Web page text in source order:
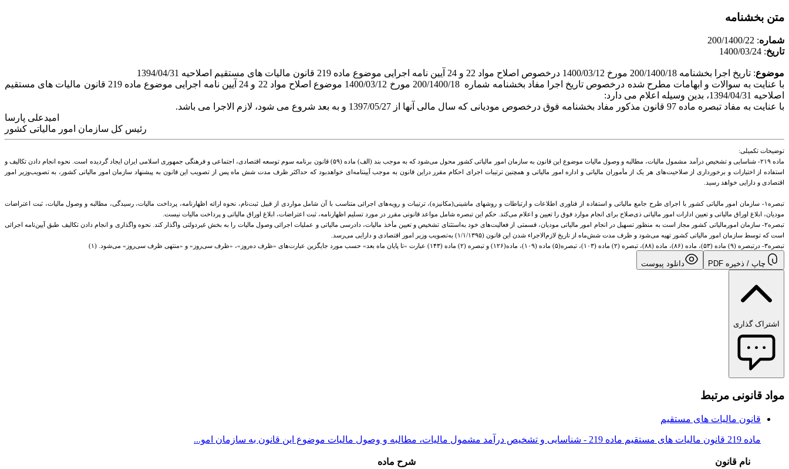
متن بخشنامه
شماره: 200/1400/22
تاریخ: 1400/03/24
موضوع: تاریخ اجرا بخشنامه 200/1400/18 مورخ 1400/03/12 درخصوص اصلاح مواد 22 و 24 آیین نامه اجرایی موضوع ماده 219 قانون مالیات های مستقیم اصلاحیه 1394/04/31
با عنایت به سوالات و ابهامات مطرح شده درخصوص تاریخ اجرا مفاد بخشنامه شماره 200/1400/18 مورخ 1400/03/12 موضوع اصلاح مواد 22 و 24 آیین نامه اجرایی موضوع ماده 219 قانون مالیات های مستقیم
اصلاحیه 1394/04/31، بدین وسیله اعلام می دارد:
با عنایت به مفاد تبصره ماده 97 قانون مذکور مفاد بخشنامه فوق درخصوص مودیانی که سال مالی آنها از 1397/05/27 و به بعد شروع می شود، لازم الاجرا می باشد.
امیدعلی پارسا
رئیس کل سازمان امور مالیاتی کشور
توضیحات تکمیلی:
ماده ۲۱۹- شناسایی و تشخیص درآمد مشمول مالیات، مطالبه و وصول مالیات موضوع این قانون به سازمان امور مالیاتی کشور محول می‌شود که به ‌موجب بند (‌الف) ماده (۵۹) قانون برنامه سوم توسعه اقتصادی، اجتماعی و فرهنگی جمهوری اسلامی ایران ایجاد گردیده است. نحوه انجام دادن‌ تکالیف و
استفاده از اختیارات و برخورداری از صلاحیت‌های هر یک از مأموران مالیاتی و اداره امور مالیاتی و همچنین ترتیبات اجرای احکام مقرر در‌این قانون به موجب آیین­نامه‌ای خواهدبود که حداکثر ظرف مدت شش ماه پس از تصویب این قانون به پیشنهاد سازمان امور مالیاتی کشور، به تصویب‌وزیر امور
اقتصادی و دارایی خواهد رسید.
تبصره۱- سازمان امور مالیاتی کشور با اجرای طرح جامع مالیاتی و استفاده از فناوری اطلاعات و ارتباطات و روشهای ماشینی(مکانیزه)، ترتیبات و رویه‌های اجرائی متناسب با آن شامل مواردی از قبیل ثبت‌نام، نحوه ارائه اظهارنامه، پرداخت مالیات، رسیدگی، مطالبه و وصول مالیات، ثبت اعتراضات
مودیان، ابلاغ اوراق مالیاتی و تعیین ادارات امور مالیاتی ذی‌صلاح برای انجام موارد فوق را تعیین و اعلام می‌کند. حکم این تبصره شامل مواعد قانونی مقرر در مورد تسلیم اظهارنامه، ثبت اعتراضات، ابلاغ اوراق مالیاتی و پرداخت مالیات نیست.
تبصره۲- سازمان امورمالیاتی کشور مجاز است به ‌منظور تسهیل در انجام امور مالیاتی مودیان، قسمتی از فعالیت‌های خود به‌استثنای تشخیص و تعیین مأخذ مالیات، دادرسی مالیاتی و عملیات اجرائی وصول مالیات را به بخش غیردولتی واگذار کند. نحوه واگذاری و انجام دادن تکالیف طبق آیین‌نامه اجرائی
است که توسط سازمان امور مالیاتی کشور تهیه می‌شود و ظرف مدت شش‌ماه از تاریخ لازم‌الاجراء شدن این قانون (۱/۱/۱۳۹۵) به‌تصویب وزیر امور اقتصادی و دارایی می‌رسد.
تبصره۳- درتبصره (۹) ماده (۵۳)، ماده (۸۶)، ماده (۸۸)، تبصره (۲) ماده (۱۰۳)، تبصره(۵) ماده (۱۰۹)، ماده(۱۲۶) و تبصره (۲) ماده (۱۴۳) عبارت «تا پایان ماه بعد» حسب مورد جایگزین عبارت‌های «ظرف ده‌روز»، «ظرف سی‌روز» و «منتهی ظرف سی‌روز» می‌شود. (۱)
چاپ / ذخیره PDF دانلود پیوست
اشتراک گذاری
مواد قانونی مرتبط
قانون مالیات های مستقیم
ماده 219 قانون مالیات های مستقیم ماده 219 - شناسایی و تشخیص درآمد مشمول مالیات، مطالبه و وصول مالیات موضوع این قانون به سازمان امو...
نام قانون
شرح ماده